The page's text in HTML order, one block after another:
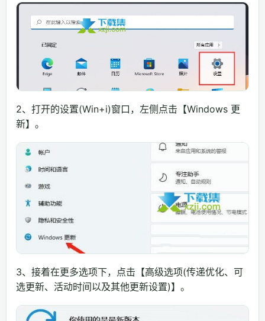
2、打开的设置(Win+i)窗口，左侧点击【Windows 更
新】。
3、接着在更多选项下，点击【高级选项(传递优化、可
选更新、活动时间以及其他更新设置)】。